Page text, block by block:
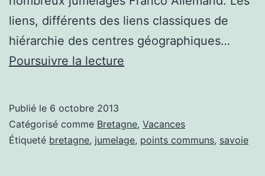
liens, différents des liens classiques de
hiérarchie des centres géographiques…
Poursuivre la lecture
Savoie
Bretagne
Publié le 6 octobre 2013
Catégorisé comme Bretagne, Vacances
Étiqueté bretagne, jumelage, points communs, savoie